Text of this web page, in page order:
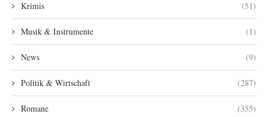
Krimis (51)
Musik & Instrumente (1)
News (9)
Politik & Wirtschaft (287)
Romane (355)